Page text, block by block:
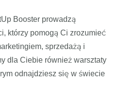
Booster prowadzą
którzy pomogą Ci zrozumieć
sprzedażą i
dla Ciebie również warsztaty
odnajdziesz się w świecie